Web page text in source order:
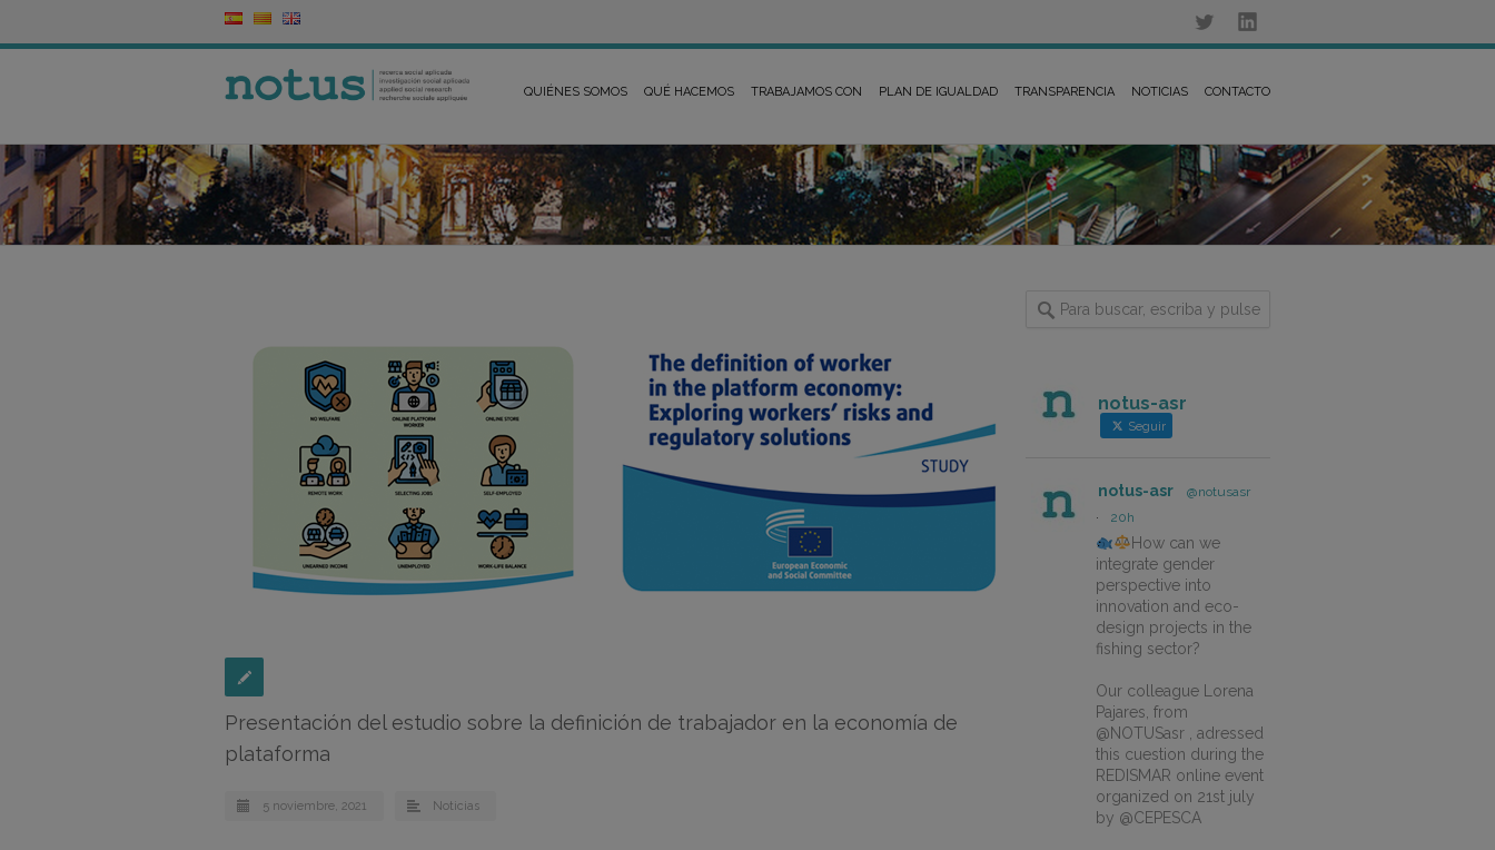
QUIÉNES SOMOS QUÉ HACEMOS TRABAJAMOS CON PLAN DE IGUALDAD TRANSPARENCIA NOTICIAS CONTACTO
Presentación del estudio sobre la definición de trabajador en la economía de
plataforma
5 noviembre, 2021 Noticias
notus-asr
Seguir
notus-asr
@notusasr
·
20h
How can we
integrate gender
perspective into
innovation and eco-
design projects in the
fishing sector?
Our colleague Lorena
Pajares, from
@NOTUSasr , adressed
this cuestion during the
REDISMAR online event
organized on 21st july
by @CEPESCA